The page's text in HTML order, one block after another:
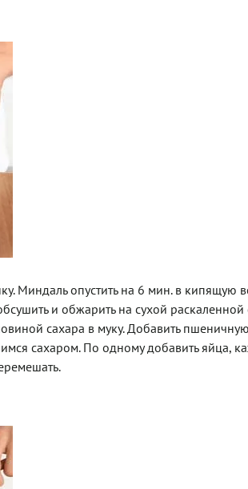
Миндаль опустить на 6 мин. в кипящую
и обжарить на сухой
сахара в муку. Добавить
сахаром. По одному добавить яйца,